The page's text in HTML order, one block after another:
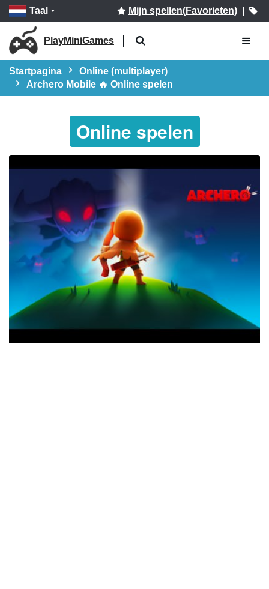
Taal Mijn spellen(Favorieten)|
PlayMiniGames
Startpagina
Online (multiplayer)
Archero Mobile 🔥 Online spelen
Online spelen